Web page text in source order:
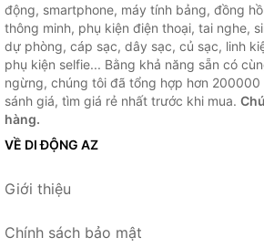
động, smartphone, máy tính bảng, đồng
thông minh, phụ kiện điện thoại, tai nghe,
dự phòng, cáp sạc, dây sạc, củ sạc, linh
phụ kiện selfie... Bằng khả năng sẵn có
ngừng, chúng tôi đã tổng hợp hơn 200000
sánh giá, tìm giá rẻ nhất trước khi mua.
hàng.
VỀ DI ĐỘNG AZ
Giới thiệu
Chính sách bảo mật